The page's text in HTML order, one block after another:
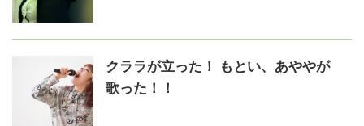
クララが立った！ もとい、あややが
歌った！！